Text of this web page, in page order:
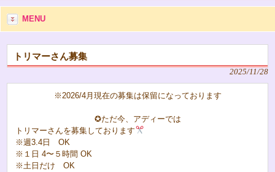
MENU
トリマーさん募集
2025/11/28
※2026/4月現在の募集は保留になっております
✪ただ今、アディーでは
トリマーさんを募集しております
※週3.4日 OK
※１日 4〜５時間 OK
※土日だけ OK